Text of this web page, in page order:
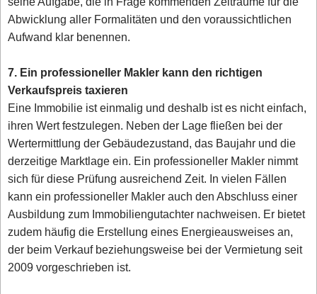
Abwicklung aller Formalitäten und den voraussichtlichen
Aufwand klar benennen.
7. Ein professioneller Makler kann den richtigen
Verkaufspreis taxieren
Eine Immobilie ist einmalig und deshalb ist es nicht einfach,
ihren Wert festzulegen. Neben der Lage fließen bei der
Wertermittlung der Gebäudezustand, das Baujahr und die
derzeitige Marktlage ein. Ein professioneller Makler nimmt
sich für diese Prüfung ausreichend Zeit. In vielen Fällen
kann ein professioneller Makler auch den Abschluss einer
Ausbildung zum Immobiliengutachter nachweisen. Er bietet
zudem häufig die Erstellung eines Energieausweises an,
der beim Verkauf beziehungsweise bei der Vermietung seit
2009 vorgeschrieben ist.